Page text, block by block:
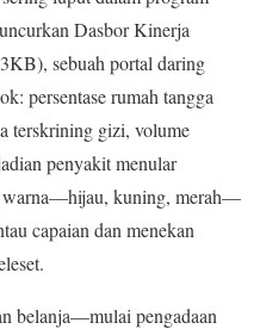
Dasbor Kinerja
sebuah portal daring
persentase rumah tangga
terskrining gizi, volume
penyakit menular
warna—hijau, kuning, merah—
capaian dan menekan
belanja—mulai pengadaan